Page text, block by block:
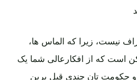
نیست، زیرا که الماس ها،
است که از افکارعالی شما یک
حکومت تان چندی قبل برین